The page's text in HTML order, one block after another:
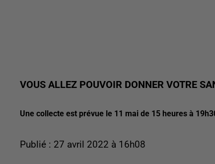
VOUS ALLEZ POUVOIR DONNER VOTRE
Une collecte est prévue le 11 mai de 15 heures à
Publié : 27 avril 2022 à 16h08